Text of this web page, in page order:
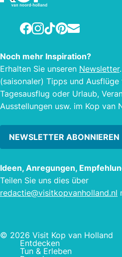
Facebook
Instagram
TikTokPinterest
E-mail
Noch mehr Inspiration?
Erhalten Sie unseren Newsletter
(saisonaler) Tipps und Ausflüge
Tagesausflug oder Urlaub,
Ausstellungen usw. im Kop van
NEWSLETTER ABONNIEREN
Ideen, Anregungen,
Teilen Sie uns dies über
redactie@visitkopvanholland.nl
© 2026 Visit Kop van Holland
Entdecken
Tun & Erleben